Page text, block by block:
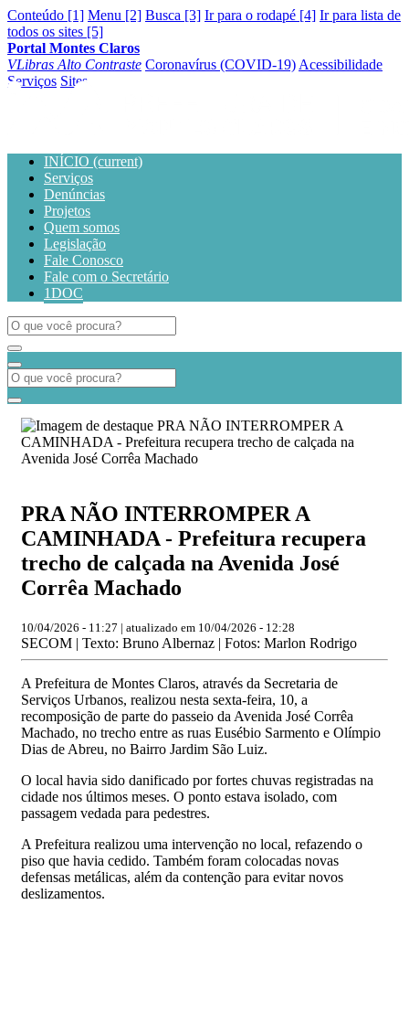
Conteúdo [1] Menu [2] Busca [3] Ir para o rodapé [4] Ir para lista de
todos os sites [5]
Portal Montes Claros
VLibras Alto Contraste Coronavírus (COVID-19) Acessibilidade
Serviços Sites
INÍCIO (current)
Serviços
Denúncias
Projetos
Quem somos
Legislação
Fale Conosco
Fale com o Secretário
1DOC
PRA NÃO INTERROMPER A
CAMINHADA - Prefeitura recupera
trecho de calçada na Avenida José
Corrêa Machado
10/04/2026 - 11:27 | atualizado em 10/04/2026 - 12:28
SECOM | Texto: Bruno Albernaz | Fotos: Marlon Rodrigo
A Prefeitura de Montes Claros, através da Secretaria de
Serviços Urbanos, realizou nesta sexta-feira, 10, a
recomposição de parte do passeio da Avenida José Corrêa
Machado, no trecho entre as ruas Eusébio Sarmento e Olímpio
Dias de Abreu, no Bairro Jardim São Luiz.
O local havia sido danificado por fortes chuvas registradas na
cidade nos últimos meses. O ponto estava isolado, com
passagem vedada para pedestres.
A Prefeitura realizou uma intervenção no local, refazendo o
piso que havia cedido. Também foram colocadas novas
defensas metálicas, além da contenção para evitar novos
deslizamentos.